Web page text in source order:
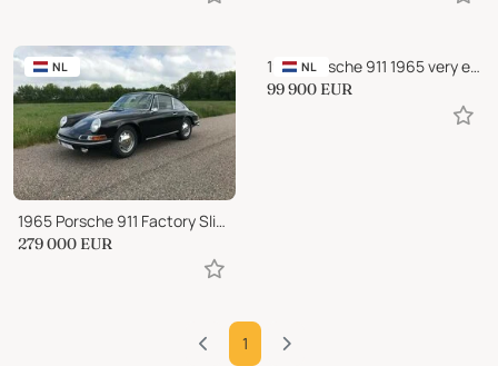
NL
1965 Porsche 911 Factory Sliding Roof
279 000 EUR
NL 1965 Porsche 911 1965 very early chassisnumber
99 900 EUR
1